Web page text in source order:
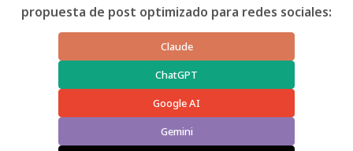
propuesta de post optimizado para redes sociales:
Claude
ChatGPT
Google AI
Gemini